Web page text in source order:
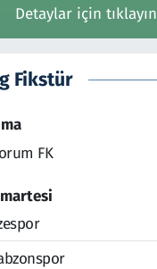
Detaylar için tıklayın
Fikstür
FK